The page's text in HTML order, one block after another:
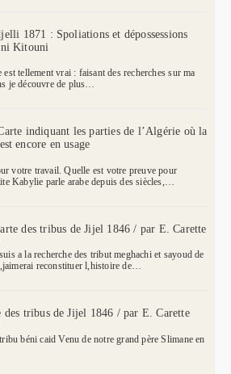
1871 : Spoliations et dépossessions
Kitouni
tellement vrai : faisant des recherches sur ma
je découvre de plus…
indiquant les parties de l’Algérie où la
encore en usage
votre travail. Quelle est votre preuve pour
Kabylie parle arabe depuis des siècles,…
des tribus de Jijel 1846 / par E. Carette
a la recherche des tribut meghachi et sayoud de
reconstituer l,histoire de…
des tribus de Jijel 1846 / par E. Carette
béni caid Venu de notre grand père Slimane en